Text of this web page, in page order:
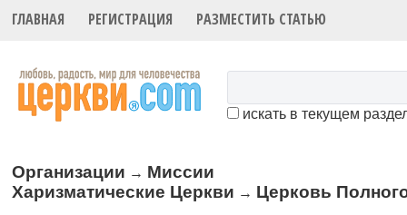
ГЛАВНАЯ РЕГИСТРАЦИЯ РАЗМЕСТИТЬ СТАТЬЮ
искать в текущем
Организации → Миссии
Харизматические Церкви → Церковь